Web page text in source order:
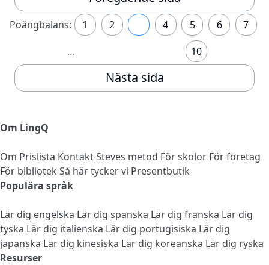
Poängbalans: 1 2 4 5 6
7
…
10
Nästa sida
Om LingQ
Om Prislista KontaktSteves metod För skolor För företag
För bibliotek Så här tycker vi Presentbutik
Populära språk
Lär dig engelska Lär dig spanska Lär dig franska Lär dig
tyska Lär dig italienska Lär dig portugisiska Lär dig
japanska Lär dig kinesiska Lär dig koreanska Lär dig ryska
Resurser